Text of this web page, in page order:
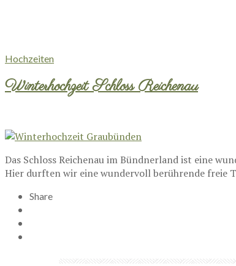
Hochzeiten
Winterhochzeit Schloss Reichenau
Das Schloss Reichenau im Bündnerland ist eine
Hier durften wir eine wundervoll berührende freie
Share